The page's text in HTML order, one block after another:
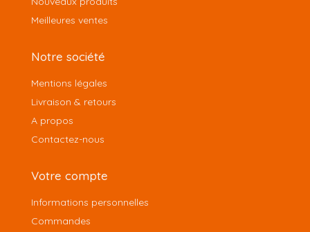
Meilleures ventes
Notre société
Mentions légales
Livraison & retours
A propos
Contactez-nous
Votre compte
Informations personnelles
Commandes